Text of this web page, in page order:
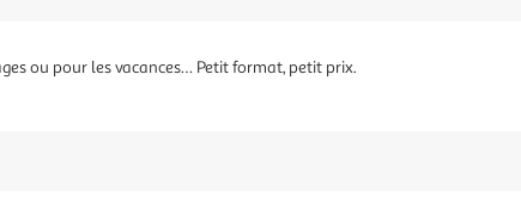
ou pour les vacances… Petit format, petit prix.